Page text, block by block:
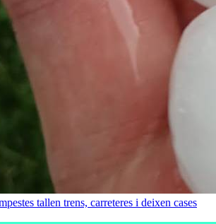
tallen trens, carreteres i deixen cases